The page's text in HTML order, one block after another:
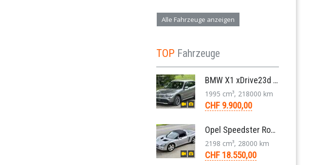
Alle Fahrzeuge anzeigen
TOP Fahrzeuge
BMW X1 xDrive23d E84 204 PS Steptronic Panorama Navi Leder PDC 2011
1995 cm³, 218000 km
CHF 9.900,00
Opel Speedster Roadster 2.2 L Targa 5-Gang 2002
2198 cm³, 28000 km
CHF 18.550,00